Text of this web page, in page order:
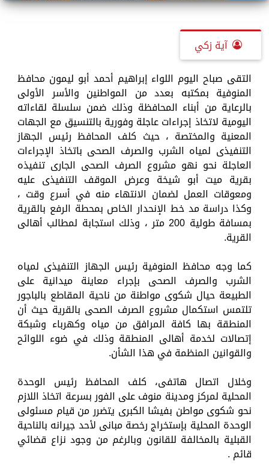
آية زكي
التقى صباح اليوم اللواء إبراهيم أحمد أبو ليمون محافظ
المنوفية بمكتبه بعدد من المواطنين والأسر الأولى
بالرعاية من أبناء المحافظة وذلك ضمن سلسلة لقاءاته
اليومية لاتخاذ إجراءات عاجلة وفورية بالتنسيق مع الجهات
المعنية والمختصة ، حيث كلف المحافظ رئيس الجهاز
التنفيذى لمياه الشرب والصرف الصحى باتخاذ الإجراءات
العاجلة نحو نهو مشروع الصرف الصحى الجارى تنفيذه
بقرية ميت أبو شيخة وعرض الموقف التنفيذى عليه
ومعوقات العمل لضمان الانتهاء منه في أسرع وقت ،
وكذا دراسة مد خط الإنحدار الخاص بمحطة الرفع بالقرية
بمسافة طولية 200 متر ، وذلك استجابة لمطالب أهالى
القرية.
كما وجه محافظ المنوفية رئيس الجهاز التنفيذى لمياه
الشرب والصرف الصحى بإجراء معاينة ميدانية على
الطبيعة حيال شكوى مواطنة من ناحية المقاطع بالباجور
تلتمس استكمال مشروع الصرف الصحى بالقرية حيث أن
المنطقة بها كافة المرافق من مياه وكهرباء وشبكة
إتصالات لخدمة أهالى المنطقة وذلك في ضوء اللوائح
والقوانين المنظمة في هذا الشأن.
وخلال اتصال هاتفى، كلف المحافظ رئيس الوحدة
المحلية لمركز ومدينة منوف على الفور بسرعة اتخاذ اللازم
نحو شكوى مواطن بفيشا الكبرى يتضرر من قيام مسئولى
الوحدة المحلية بإستخراج رخصة مبانى لأحد جيرانه بالناحية
القبلية بالمخالفة للقانون وبالرغم من وجود نزاع قضائي
قائم .